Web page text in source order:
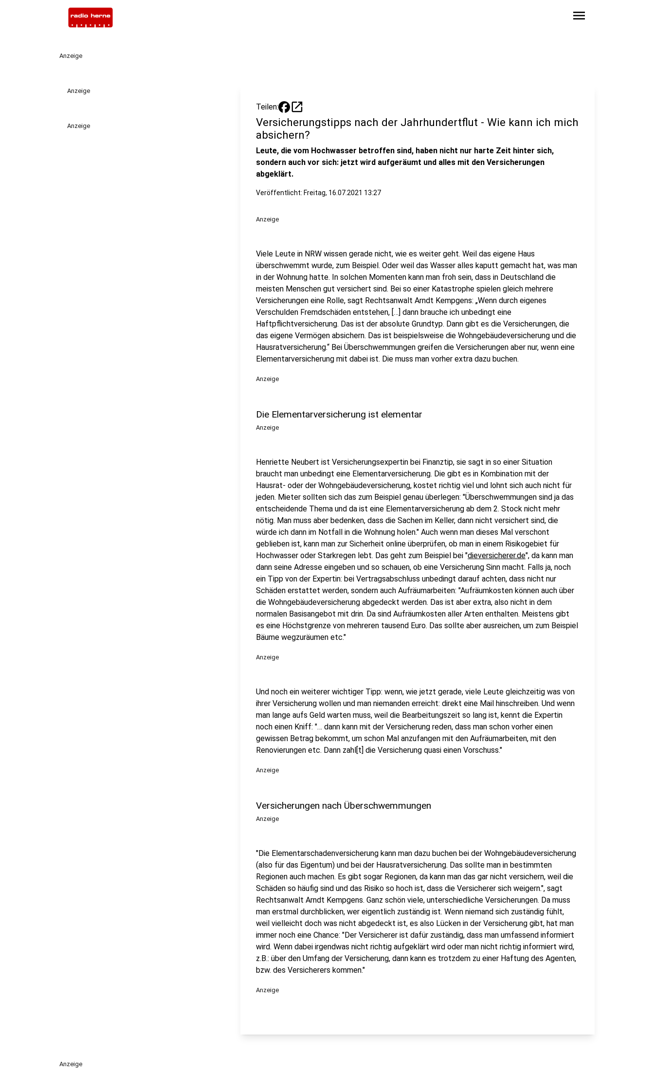
menu
Anzeige
Anzeige
Anzeige
Teilen: open_in_new
Versicherungstipps nach der Jahrhundertflut - Wie kann ich mich
absichern?
Leute, die vom Hochwasser betroffen sind, haben nicht nur harte Zeit hinter sich,
sondern auch vor sich: jetzt wird aufgeräumt und alles mit den Versicherungen
abgeklärt.
Veröffentlicht: Freitag, 16.07.2021 13:27
Anzeige
Viele Leute in NRW wissen gerade nicht, wie es weiter geht. Weil das eigene Haus
überschwemmt wurde, zum Beispiel. Oder weil das Wasser alles kaputt gemacht hat, was man
in der Wohnung hatte. In solchen Momenten kann man froh sein, dass in Deutschland die
meisten Menschen gut versichert sind. Bei so einer Katastrophe spielen gleich mehrere
Versicherungen eine Rolle, sagt Rechtsanwalt Arndt Kempgens: „Wenn durch eigenes
Verschulden Fremdschäden entstehen, […] dann brauche ich unbedingt eine
Haftpflichtversicherung. Das ist der absolute Grundtyp. Dann gibt es die Versicherungen, die
das eigene Vermögen absichern. Das ist beispielsweise die Wohngebäudeversicherung und die
Hausratversicherung.“ Bei Überschwemmungen greifen die Versicherungen aber nur, wenn eine
Elementarversicherung mit dabei ist. Die muss man vorher extra dazu buchen.
Anzeige
Die Elementarversicherung ist elementar
Anzeige
Henriette Neubert ist Versicherungsexpertin bei Finanztip, sie sagt in so einer Situation
braucht man unbedingt eine Elementarversicherung. Die gibt es in Kombination mit der
Hausrat- oder der Wohngebäudeversicherung, kostet richtig viel und lohnt sich auch nicht für
jeden. Mieter sollten sich das zum Beispiel genau überlegen: "Überschwemmungen sind ja das
entscheidende Thema und da ist eine Elementarversicherung ab dem 2. Stock nicht mehr
nötig. Man muss aber bedenken, dass die Sachen im Keller, dann nicht versichert sind, die
würde ich dann im Notfall in die Wohnung holen." Auch wenn man dieses Mal verschont
geblieben ist, kann man zur Sicherheit online überprüfen, ob man in einem Risikogebiet für
Hochwasser oder Starkregen lebt. Das geht zum Beispiel bei "dieversicherer.de", da kann man
dann seine Adresse eingeben und so schauen, ob eine Versicherung Sinn macht. Falls ja, noch
ein Tipp von der Expertin: bei Vertragsabschluss unbedingt darauf achten, dass nicht nur
Schäden erstattet werden, sondern auch Aufräumarbeiten: "Aufräumkosten können auch über
die Wohngebäudeversicherung abgedeckt werden. Das ist aber extra, also nicht in dem
normalen Basisangebot mit drin. Da sind Aufräumkosten aller Arten enthalten. Meistens gibt
es eine Höchstgrenze von mehreren tausend Euro. Das sollte aber ausreichen, um zum Beispiel
Bäume wegzuräumen etc."
Anzeige
Und noch ein weiterer wichtiger Tipp: wenn, wie jetzt gerade, viele Leute gleichzeitig was von
ihrer Versicherung wollen und man niemanden erreicht: direkt eine Mail hinschreiben. Und wenn
man lange aufs Geld warten muss, weil die Bearbeitungszeit so lang ist, kennt die Expertin
noch einen Kniff: "… dann kann mit der Versicherung reden, dass man schon vorher einen
gewissen Betrag bekommt, um schon Mal anzufangen mit den Aufräumarbeiten, mit den
Renovierungen etc. Dann zahl[t] die Versicherung quasi einen Vorschuss."
Anzeige
Versicherungen nach Überschwemmungen
Anzeige
"Die Elementarschadenversicherung kann man dazu buchen bei der Wohngebäudeversicherung
(also für das Eigentum) und bei der Hausratversicherung. Das sollte man in bestimmten
Regionen auch machen. Es gibt sogar Regionen, da kann man das gar nicht versichern, weil die
Schäden so häufig sind und das Risiko so hoch ist, dass die Versicherer sich weigern.", sagt
Rechtsanwalt Arndt Kempgens. Ganz schön viele, unterschiedliche Versicherungen. Da muss
man erstmal durchblicken, wer eigentlich zuständig ist. Wenn niemand sich zuständig fühlt,
weil vielleicht doch was nicht abgedeckt ist, es also Lücken in der Versicherung gibt, hat man
immer noch eine Chance: "Der Versicherer ist dafür zuständig, dass man umfassend informiert
wird. Wenn dabei irgendwas nicht richtig aufgeklärt wird oder man nicht richtig informiert wird,
z.B.: über den Umfang der Versicherung, dann kann es trotzdem zu einer Haftung des Agenten,
bzw. des Versicherers kommen."
Anzeige
Anzeige